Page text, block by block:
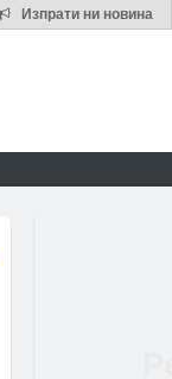
Изпрати ни новина